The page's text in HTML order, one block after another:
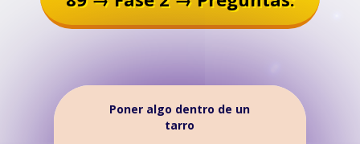
Poner algo dentro de un
tarro